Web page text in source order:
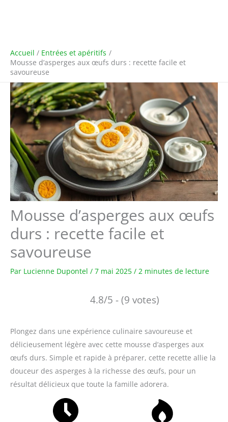
Accueil
Entrées et apéritifs
Mousse d’asperges aux œufs durs : recette facile et
savoureuse
Mousse d’asperges aux œufs
durs : recette facile et
savoureuse
Par Lucienne Dupontel / 7 mai 2025 / 2 minutes de lecture
4.8/5 - (9 votes)
Plongez dans une expérience culinaire savoureuse et
délicieusement légère avec cette mousse d’asperges aux
œufs durs. Simple et rapide à préparer, cette recette allie la
douceur des asperges à la richesse des œufs, pour un
résultat délicieux que toute la famille adorera.